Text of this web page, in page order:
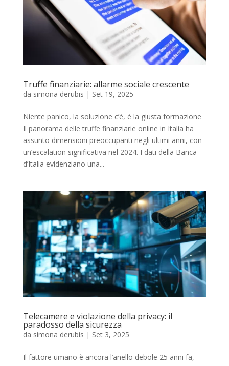
Truffe finanziarie: allarme sociale crescente
da simona derubis | Set 19, 2025
Niente panico, la soluzione c’è, è la giusta formazione
Il panorama delle truffe finanziarie online in Italia ha
assunto dimensioni preoccupanti negli ultimi anni, con
un’escalation significativa nel 2024. I dati della Banca
d’Italia evidenziano una...
Telecamere e violazione della privacy: il
paradosso della sicurezza
da simona derubis | Set 3, 2025
Il fattore umano è ancora l’anello debole 25 anni fa,